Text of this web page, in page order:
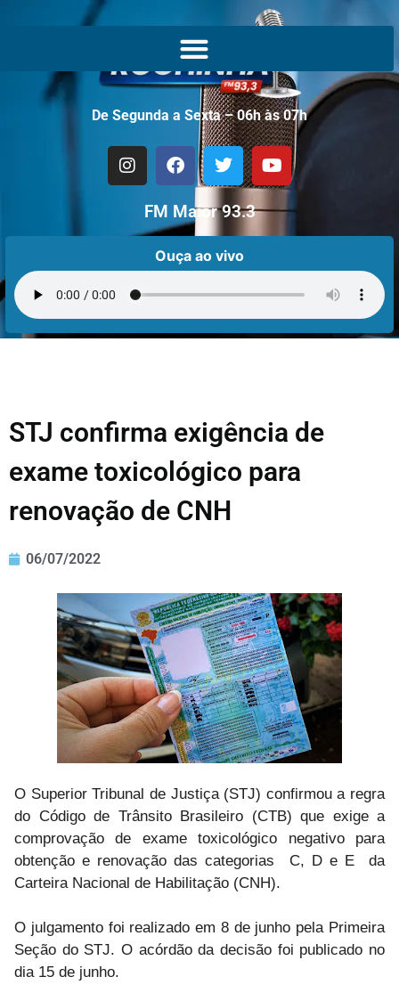
De Segunda a Sexta – 06h às 07h
FM Maior 93.3
Ouça ao vivo
STJ confirma exigência de
exame toxicológico para
renovação de CNH
06/07/2022
O Superior Tribunal de Justiça (STJ) confirmou a regra
do Código de Trânsito Brasileiro (CTB) que exige a
comprovação de exame toxicológico negativo para
obtenção e renovação das categorias C, D e E da
Carteira Nacional de Habilitação (CNH).
O julgamento foi realizado em 8 de junho pela Primeira
Seção do STJ. O acórdão da decisão foi publicado no
dia 15 de junho.